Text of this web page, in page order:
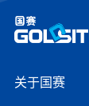
关于国赛